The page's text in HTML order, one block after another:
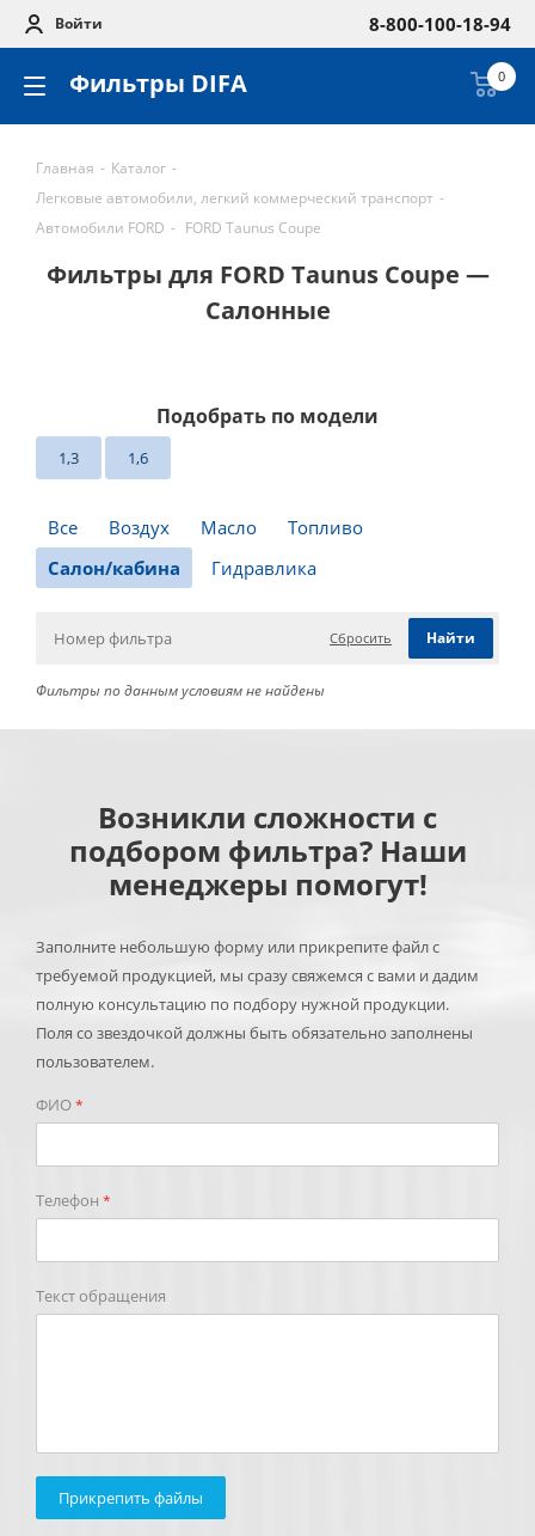
Войти 8-800-100-18-94
Фильтры DIFA 0
Главная - Каталог -
Легковые автомобили, легкий коммерческий транспорт -
Автомобили FORD - FORD Taunus Coupe
Фильтры для FORD Taunus Coupe —
Салонные
Подобрать по модели
1,3 1,6
Все Воздух Масло
Топливо
Салон/кабина
Гидравлика
Сбросить
Фильтры по данным условиям не найдены
Возникли сложности с
подбором фильтра? Наши
менеджеры помогут!
Заполните небольшую форму или прикрепите файл с
требуемой продукцией, мы сразу свяжемся с вами и дадим
полную консультацию по подбору нужной продукции.
Поля со звездочкой должны быть обязательно заполнены
пользователем.
ФИО*
Телефон *
Текст обращения
Прикрепить файлы